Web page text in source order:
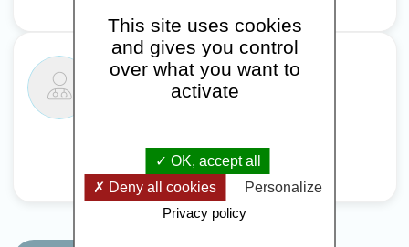
Mr Thibaut GONZALEZ
This site uses cookies
and gives you control
over what you want to
activate
OK, accept all
Deny all cookies
Personalize
Privacy policy